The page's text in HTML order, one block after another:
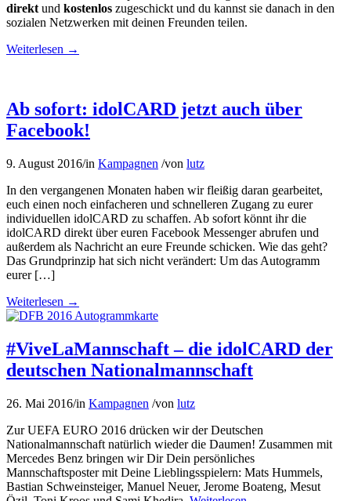
direktund kostenlos zugeschickt und du kannst sie danach in den
sozialen Netzwerken mit deinen Freunden teilen.
Weiterlesen →
Ab sofort: idolCARD jetzt auch über
Facebook!
9. August 2016/in Kampagnen /von lutz
In den vergangenen Monaten haben wir fleißig daran gearbeitet,
euch einen noch einfacheren und schnelleren Zugang zu eurer
individuellen idolCARD zu schaffen. Ab sofort könnt ihr die
idolCARD direkt über euren Facebook Messenger abrufen und
außerdem als Nachricht an eure Freunde schicken. Wie das geht?
Das Grundprinzip hat sich nicht verändert: Um das Autogramm
eurer […]
Weiterlesen →
#ViveLaMannschaft – die idolCARD der
deutschen Nationalmannschaft
26. Mai 2016/in Kampagnen /von lutz
Zur UEFA EURO 2016 drücken wir der Deutschen
Nationalmannschaft natürlich wieder die Daumen! Zusammen mit
Mercedes Benz bringen wir Dir Dein persönliches
Mannschaftsposter mit Deine Lieblingsspielern: Mats Hummels,
Bastian Schweinsteiger, Manuel Neuer, Jerome Boateng, Mesut